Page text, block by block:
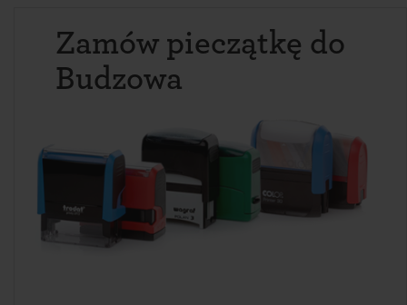
Zamów pieczątkę do
Budzowa